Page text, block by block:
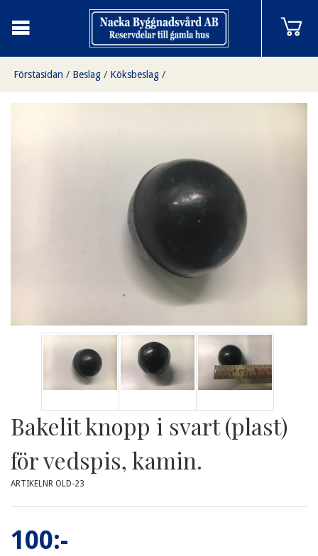
Förstasidan / Beslag / Köksbeslag /
Bakelit knopp i svart (plast)
för vedspis, kamin.
ARTIKELNR OLD-23
100:-